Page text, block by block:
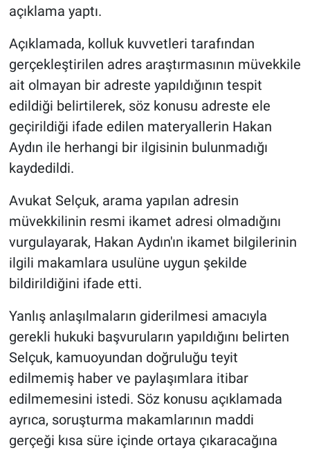
açıklama yaptı.
Açıklamada, kolluk kuvvetleri tarafından
gerçekleştirilen adres araştırmasının müvekkile
ait olmayan bir adreste yapıldığının tespit
edildiği belirtilerek, söz konusu adreste ele
geçirildiği ifade edilen materyallerin Hakan
Aydın ile herhangi bir ilgisinin bulunmadığı
kaydedildi.
Avukat Selçuk, arama yapılan adresin
müvekkilinin resmi ikamet adresi olmadığını
vurgulayarak, Hakan Aydın'ın ikamet bilgilerinin
ilgili makamlara usulüne uygun şekilde
bildirildiğini ifade etti.
Yanlış anlaşılmaların giderilmesi amacıyla
gerekli hukuki başvuruların yapıldığını belirten
Selçuk, kamuoyundan doğruluğu teyit
edilmemiş haber ve paylaşımlara itibar
edilmemesini istedi. Söz konusu açıklamada
ayrıca, soruşturma makamlarının maddi
gerçeği kısa süre içinde ortaya çıkaracağına